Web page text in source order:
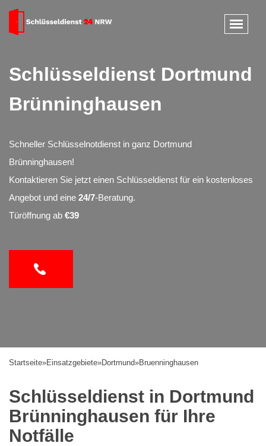
Schlüsseldienst Dortmund
Brünninghausen
Schneller Schlüsselnotdienst in ganz Dortmund
Brünninghausen!
Kontaktieren Sie jetzt einen Schlüsseldienst für ein kostenloses
Angebot und eine 24/7-Beratung.
Türöffnung ab €39
Startseite»Einsatzgebiete»Dortmund»Bruenninghausen
Schlüsseldienst in Dortmund
Brünninghausen für Ihre
Notfälle